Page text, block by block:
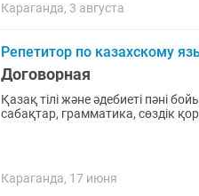
Караганда, 3 августа
Репетитор по казахскому
Договорная
Қазақ тілі және әдебиеті пәні
сабақтар, грамматика, сөздік
Караганда, 17 июня